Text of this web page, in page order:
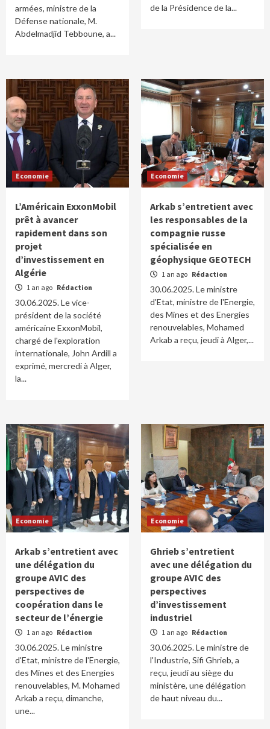
armées, ministre de la
Défense nationale, M.
Abdelmadjid Tebboune, a...
de la Présidence de la...
Economie
L’Américain ExxonMobil
prêt à avancer
rapidement dans son
projet
d’investissement en
Algérie
1 an ago Rédaction
30.06.2025. Le vice-
président de la société
américaine ExxonMobil,
chargé de l'exploration
internationale, John Ardill a
exprimé, mercredi à Alger,
la...
Economie
Arkab s’entretient avec
les responsables de la
compagnie russe
spécialisée en
géophysique GEOTECH
1 an ago Rédaction
30.06.2025. Le ministre
d'Etat, ministre de l'Energie,
des Mines et des Energies
renouvelables, Mohamed
Arkab a reçu, jeudi à Alger,...
Economie
Arkab s’entretient avec
une délégation du
groupe AVIC des
perspectives de
coopération dans le
secteur de l’énergie
1 an ago Rédaction
30.06.2025. Le ministre
d'Etat, ministre de l'Energie,
des Mines et des Energies
renouvelables, M. Mohamed
Arkab a reçu, dimanche,
une...
Economie
Ghrieb s’entretient
avec une délégation du
groupe AVIC des
perspectives
d’investissement
industriel
1 an ago Rédaction
30.06.2025. Le ministre de
l'Industrie, Sifi Ghrieb, a
reçu, jeudi au siège du
ministère, une délégation
de haut niveau du...